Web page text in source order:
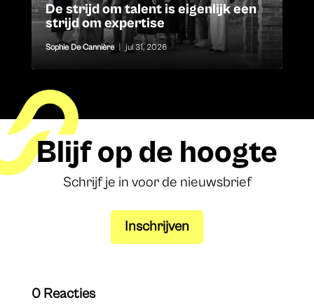
De strijd om talent is eigenlijk een
strijd om expertise
Sophie De Cannière | jul 31, 2026
Blijf op de hoogte
Schrijf je in voor de nieuwsbrief
Inschrijven
0 Reacties